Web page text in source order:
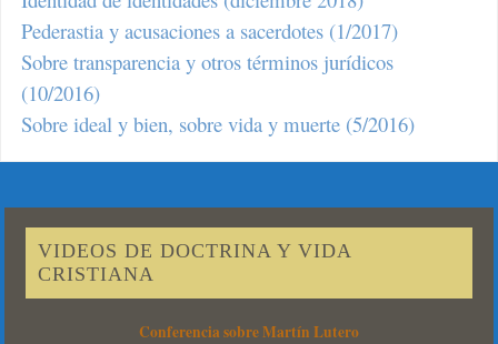
Pederastia y acusaciones a sacerdotes (1/2017)
Sobre transparencia y otros términos jurídicos
(10/2016)
Sobre ideal y bien, sobre vida y muerte (5/2016)
VIDEOS DE DOCTRINA Y VIDA
CRISTIANA
Conferencia sobre Martín Lutero